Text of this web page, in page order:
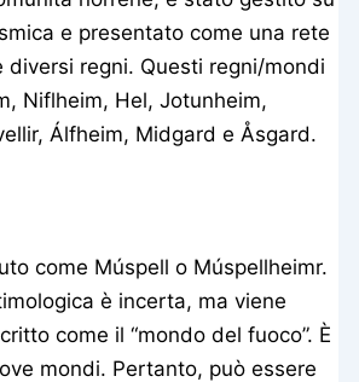
e presentato come una rete
diversi regni. Questi regni/mondi
Niflheim, Hel, Jotunheim,
Álfheim, Midgard e Åsgard.
come Múspell o Múspellheimr.
è incerta, ma viene
come il “mondo del fuoco”. È
mondi. Pertanto, può essere